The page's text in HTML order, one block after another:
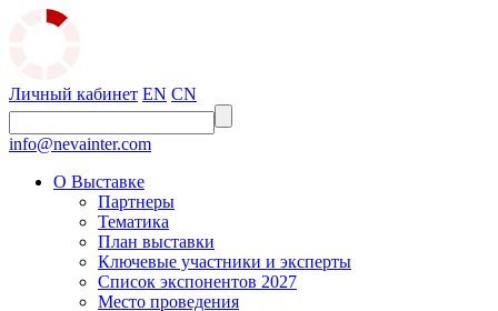
Личный кабинет EN CN
info@nevainter.com
О Выставке
Партнеры
Тематика
План выставки
Ключевые участники и эксперты
Список экспонентов 2027
Место проведения